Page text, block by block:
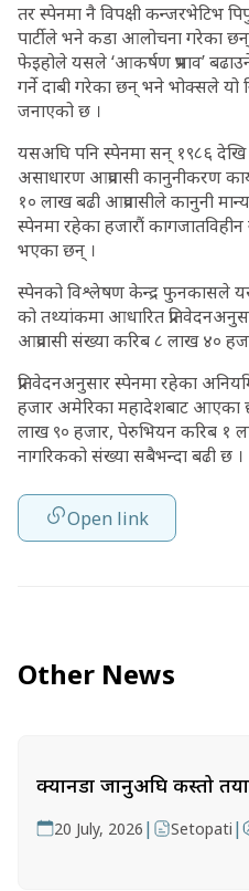
तर स्पेनमा नै विपक्षी कन्जरभेटिभ
पार्टीले भने कडा आलोचना गरेका छन्
फेइहोले यसले ‘आकर्षण प्रभाव’
गर्ने दाबी गरेका छन् भने भोक्सले यो
जनाएको छ ।
यसअघि पनि स्पेनमा सन् १९८६
असाधारण आप्रवासी कानुनीकरण
१० लाख बढी आप्रवासीले कानुनी
स्पेनमा रहेका हजारौं कागजातविहीन
भएका छन् ।
स्पेनको विश्लेषण केन्द्र फुनकासले
को तथ्यांकमा आधारित
आप्रवासी संख्या करिब ८ लाख ४०
प्रतिवेदनअनुसार स्पेनमा रहेका
हजार अमेरिका महादेशबाट आएका
लाख ९० हजार, पेरुभियन करिब १
नागरिकको संख्या सबैभन्दा बढी छ ।
Open link
Other News
क्यानडा जानुअघि कस्तो
20 July, 2026 | Setopati |